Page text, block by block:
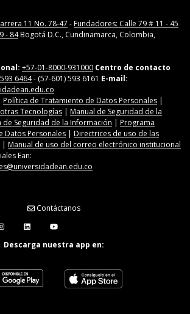
11 No. 78-47 -Fundadores: Calle 79 # 11 - 45
- 84Bogotá D.C., Cundinamarca, Colombia,
+57-01-8000-931000 Centro de contacto
6464- (57-601) 593 6161 E-mail:
Política de Tratamiento de Datos Personales |
Tecnologías | Manual de Seguridad de la
de Seguridad de la Información | Programa
Datos Personales | Directrices de uso de las
| Manual de uso del correo electrónico institucional
Ean:
Contáctanos
Descarga nuestra app en: